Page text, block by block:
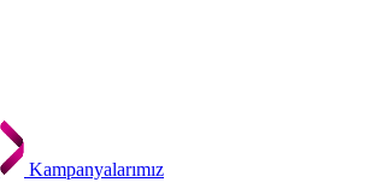
Kampanyalarımız